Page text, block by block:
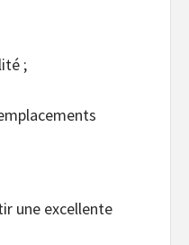
;
une excellente